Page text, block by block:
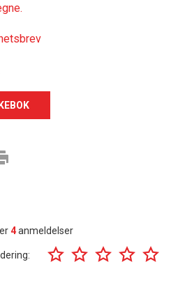
4anmeldelser